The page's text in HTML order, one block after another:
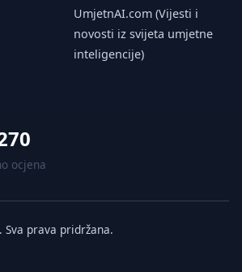
UmjetnAI.com (Vijesti i
novosti iz svijeta umjetne
inteligencije)
ocjena
prava pridržana.